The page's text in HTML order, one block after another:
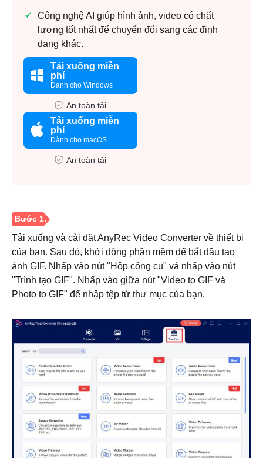
Công nghệ AI giúp hình ảnh, video có chất
lượng tốt nhất để chuyển đổi sang các định
dạng khác.
Tải xuống miễn
phí
Dành cho Windows
An toàn tải
Tải xuống miễn
phí
Dành cho macOS
An toàn tải
Tải xuống và cài đặt AnyRec Video Converter về thiết bị
của bạn. Sau đó, khởi động phần mềm để bắt đầu tạo
ảnh GIF. Nhấp vào nút "Hộp công cụ" và nhấp vào nút
"Trình tạo GIF". Nhấp vào giữa nút "Video to GIF và
Photo to GIF" để nhập tệp từ thư mục của bạn.